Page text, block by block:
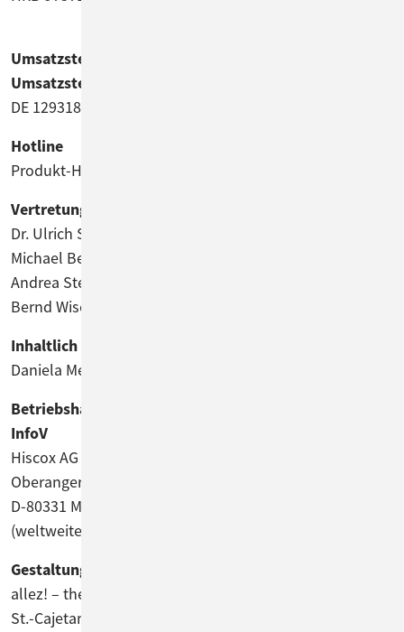
Umsatzsteuer-Identifikationsnummer gemäß § 27 a
Umsatzsteuergesetz
DE 129318612
Hotline
Produkt-Hotline: +49-89-45841-150
Vertretungsberechtigte Geschäftsführer
Dr. Ulrich Schwanengel
Michael Beutner – Technik
Andrea Stellwag – Finanzen
Bernd Wiserner – Ressourcen
Inhaltlich verantwortlich gemäß § 55 Abs. 2 RStV
Daniela Meister
Betriebshaftpflichtversicherung gemäß §2 Abs. 1 DL-
InfoV
Hiscox AG
Oberanger 28
D-80331 München
(weltweiter Versicherungsschutz)
Gestaltung / Webdesign / technische Umsetzung
allez! – the creative company GmbH
St.-Cajetan-Straße 43